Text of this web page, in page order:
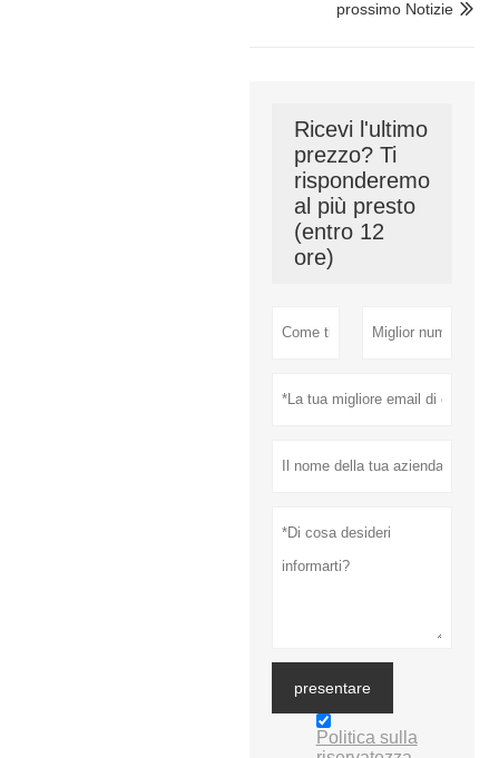

prossimo Notizie
Ricevi l'ultimo
prezzo? Ti
risponderemo
al più presto
(entro 12
ore)
presentare
Politica sulla